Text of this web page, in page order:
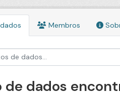
Membros
de dados